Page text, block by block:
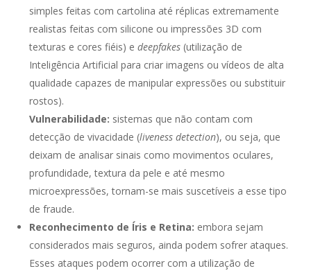
simples feitas com cartolina até réplicas extremamente
realistas feitas com silicone ou impressões 3D com
texturas e cores fiéis) e deepfakes (utilização de
Inteligência Artificial para criar imagens ou vídeos de alta
qualidade capazes de manipular expressões ou substituir
rostos).
Vulnerabilidade: sistemas que não contam com
detecção de vivacidade (liveness detection), ou seja, que
deixam de analisar sinais como movimentos oculares,
profundidade, textura da pele e até mesmo
microexpressões, tornam-se mais suscetíveis a esse tipo
de fraude.
Reconhecimento de Íris e Retina: embora sejam
considerados mais seguros, ainda podem sofrer ataques.
Esses ataques podem ocorrer com a utilização de